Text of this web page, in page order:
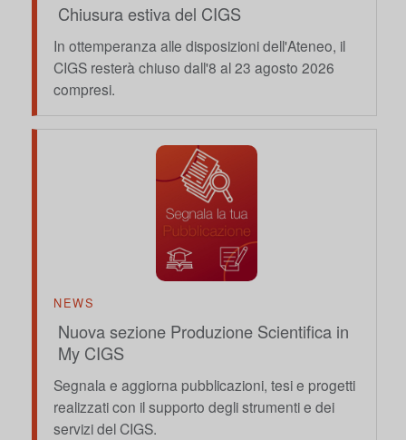
Chiusura estiva del CIGS
In ottemperanza alle disposizioni dell'Ateneo, il
CIGS resterà chiuso dall'8 al 23 agosto 2026
compresi.
NEWS
Nuova sezione Produzione Scientifica in
My CIGS
Segnala e aggiorna pubblicazioni, tesi e progetti
realizzati con il supporto degli strumenti e dei
servizi del CIGS.